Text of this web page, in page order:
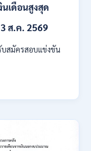
นเดือนสูงสุด
ส.ค. 2569
บสมัครสอบแข่งขัน